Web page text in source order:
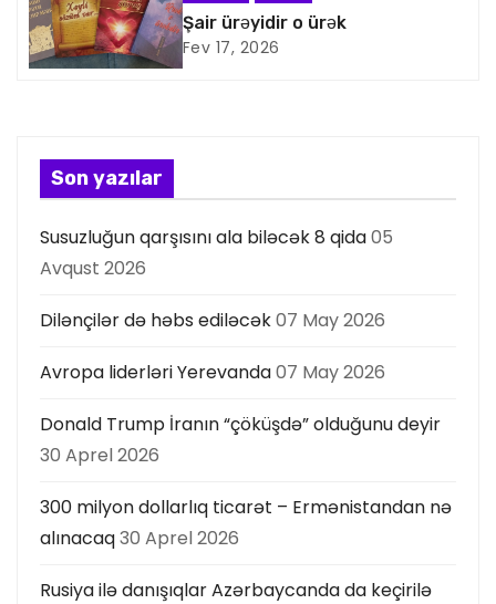
i
y
s
Şair ürəyidir o ürək
Fev 17, 2026
Son yazılar
Susuzluğun qarşısını ala biləcək 8 qida05
Avqust 2026
Dilənçilər də həbs ediləcək07 May 2026
Avropa liderləri Yerevanda07 May 2026
Donald Trump İranın “çöküşdə” olduğunu deyir
30 Aprel 2026
300 milyon dollarlıq ticarət – Ermənistandan nə
alınacaq30 Aprel 2026
Rusiya ilə danışıqlar Azərbaycanda da keçirilə